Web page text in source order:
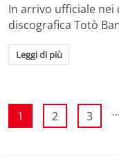
In arrivo ufficiale
discografica Totò
Leggi di più
1 2 3 ...